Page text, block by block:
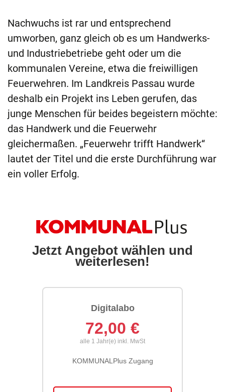
Nachwuchs ist rar und entsprechend
umworben, ganz gleich ob es um Handwerks-
und Industriebetriebe geht oder um die
kommunalen Vereine, etwa die freiwilligen
Feuerwehren. Im Landkreis Passau wurde
deshalb ein Projekt ins Leben gerufen, das
junge Menschen für beides begeistern möchte:
das Handwerk und die Feuerwehr
gleichermaßen. „Feuerwehr trifft Handwerk“
lautet der Titel und die erste Durchführung war
ein voller Erfolg.